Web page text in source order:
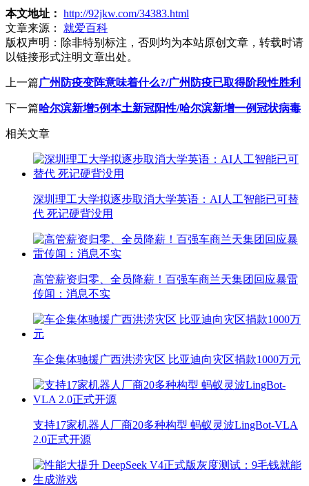
本文地址： http://92jkw.com/34383.html
文章来源：
就爱百科
版权声明： 除非特别标注，否则均为本站原创文章，转载时请
以链接形式注明文章出处。
上一篇广州防疫变阵意味着什么?/广州防疫已取得阶段性胜利
下一篇哈尔滨新增5例本土新冠阳性/哈尔滨新增一例冠状病毒
相关文章
深圳理工大学拟逐步取消大学英语：AI人工智能已可替
代 死记硬背没用
高管薪资归零、全员降薪！百强车商兰天集团回应暴雷
传闻：消息不实
车企集体驰援广西洪涝灾区 比亚迪向灾区捐款1000万元
支持17家机器人厂商20多种构型 蚂蚁灵波LingBot-VLA
2.0正式开源